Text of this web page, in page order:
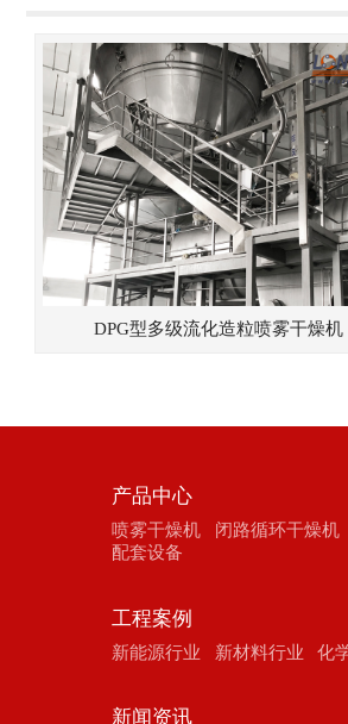
DPG型多级流化造粒喷雾干燥机
产品中心
喷雾干燥机 闭路循环干燥机
配套设备
工程案例
新能源行业 新材料行业 化
新闻资讯